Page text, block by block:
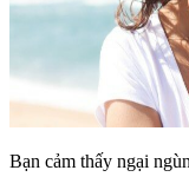
Bạn cảm thấy ngại